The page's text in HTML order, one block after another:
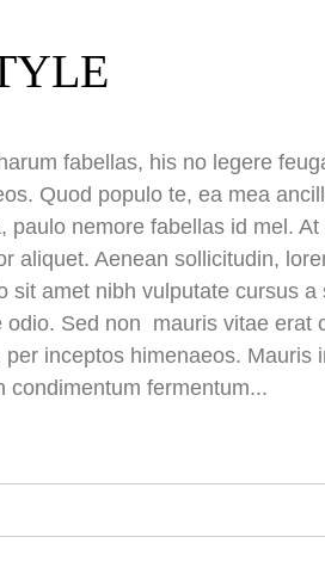
fabellas, his no legere
Quod populo te, ea mea
paulo nemore fabellas id mel.
aliquet. Aenean sollicitudin,
sit amet nibh vulputate cursus
Sed non mauris vitae
inceptos himenaeos.
condimentum fermentum...